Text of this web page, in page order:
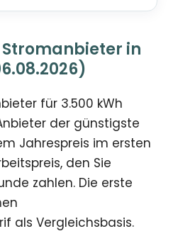
in
für 3.500 kWh
der günstigste
Jahrespreis im ersten
den Sie
zahlen. Die erste
als Vergleichsbasis.